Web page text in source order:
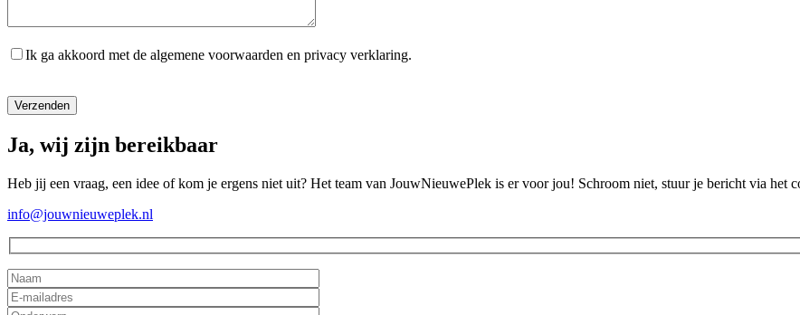
Ik ga akkoord met de algemene voorwaarden en privacy verklaring.
Ja, wij zijn bereikbaar
Heb jij een vraag, een idee of kom je ergens niet uit? Het team van JouwNieuwePlek is er voor jou! Schroom niet, stuur je bericht via het
info@jouwnieuweplek.nl